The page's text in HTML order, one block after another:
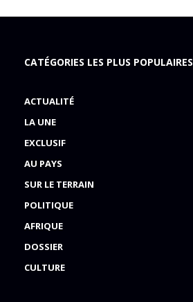
CATÉGORIES LES PLUS POPULAIRES
ACTUALITÉ
LA UNE
EXCLUSIF
AU PAYS
SUR LE TERRAIN
POLITIQUE
AFRIQUE
DOSSIER
CULTURE